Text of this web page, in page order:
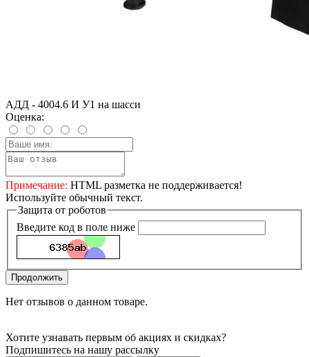
АДД - 4004.6 И У1 на шасси
Оценка:
Примечание: HTML разметка не поддерживается!
Используйте обычный текст.
Защита от роботов
Введите код в поле ниже
Продолжить
Нет отзывов о данном товаре.
Хотите узнавать первым об акциях и скидках?
Подпишитесь на нашу рассылку